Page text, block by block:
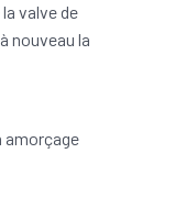
valve de
nouveau la
amorçage